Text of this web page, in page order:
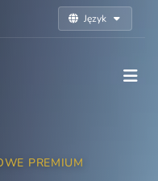
Język
PREMIUM